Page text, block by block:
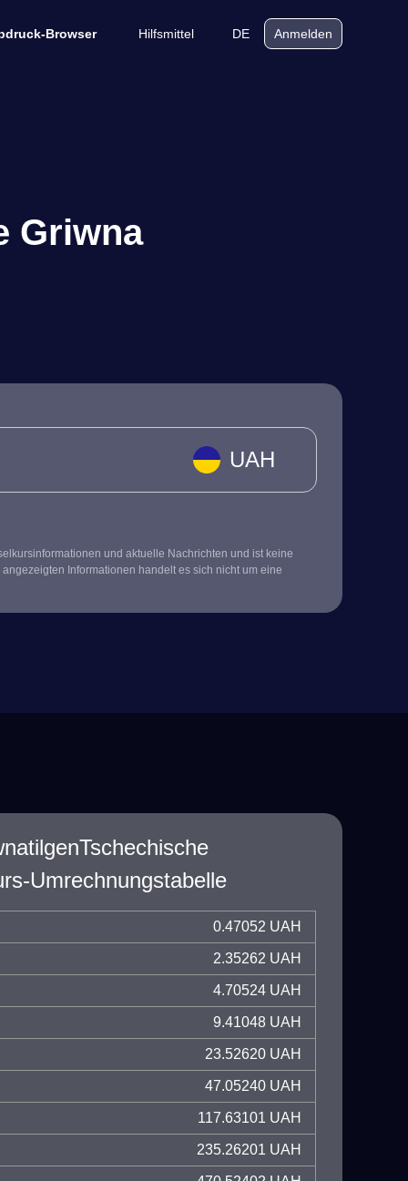
Browser Hilfsmittel DE Anmelden
Griwna
UAH
und aktuelle Nachrichten und ist keine
Informationen handelt es sich nicht um eine
Umrechnungstabelle
0.47052 UAH
2.35262 UAH
4.70524 UAH
9.41048 UAH
23.52620 UAH
47.05240 UAH
117.63101 UAH
235.26201 UAH